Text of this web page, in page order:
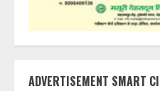
ADVERTISEMENT SMART